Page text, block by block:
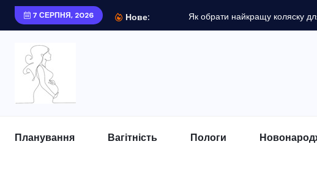
7 СЕРПНЯ, 2026 Нове: Як обрати найкращу коляску
Планування Вагітність Пологи